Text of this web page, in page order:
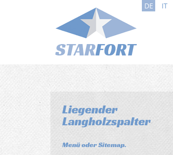
DE IT
Liegender
Langholzspalter
Menü oder Sitemap.